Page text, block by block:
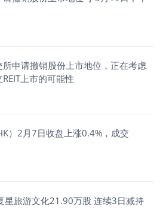
申请撤销股份上市地位，正在考虑
上市的可能性
）2月7日收盘上涨0.4%，成交
星旅游文化21.90万股 连续3日减持